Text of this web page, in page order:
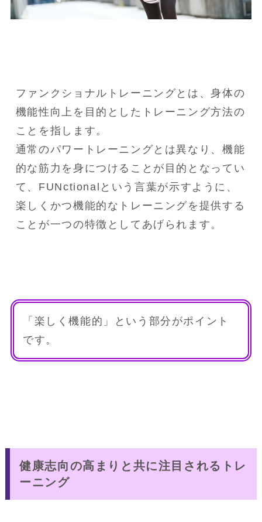
ファンクショナルトレーニングとは、身体の
機能性向上を目的としたトレーニング方法の
ことを指します。
通常のパワートレーニングとは異なり、機能
的な筋力を身につけることが目的となってい
て、FUNctionalという言葉が示すように、
楽しくかつ機能的なトレーニングを提供する
ことが一つの特徴としてあげられます。
「楽しく機能的」という部分がポイント
です。
健康志向の高まりと共に注目されるトレ
ーニング